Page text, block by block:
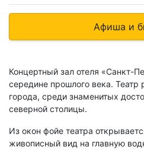
Афиша и
Концертный зал отеля «Санкт-
середине прошлого века. Театр
города, среди знаменитых
северной столицы.
Из окон фойе театра
живописный вид на главную